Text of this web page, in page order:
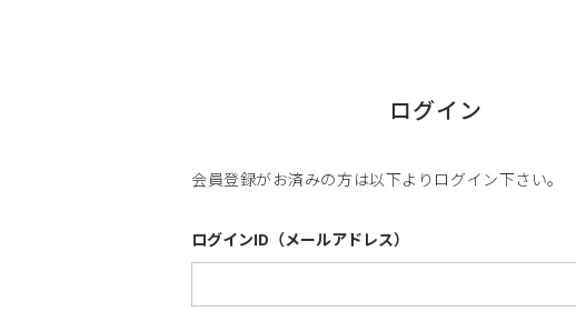
ログイン
会員登録がお済みの方は以下よりログイン下さい。
ログインID（メールアドレス）